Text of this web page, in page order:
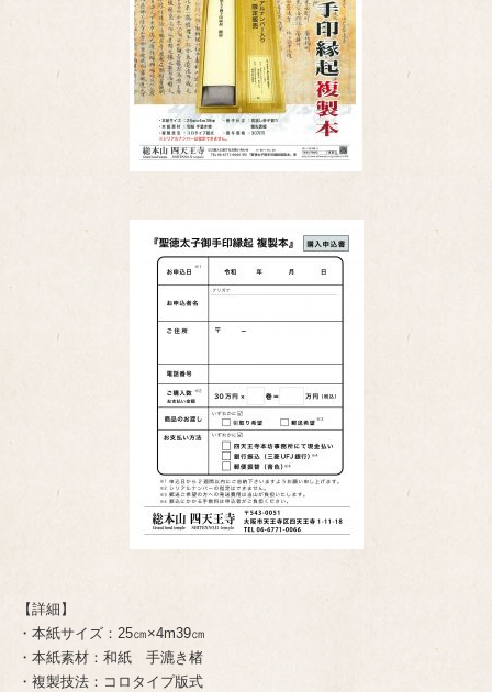
【詳細】
・本紙サイズ：25㎝×4m39㎝
・本紙素材：和紙 手漉き楮
・複製技法：コロタイプ版式